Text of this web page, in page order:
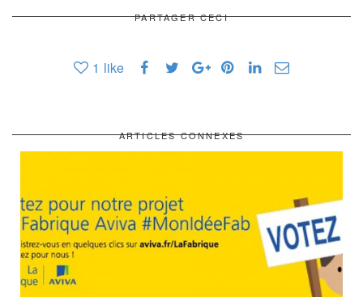
PARTAGER CECI
1 like
ARTICLES CONNEXES